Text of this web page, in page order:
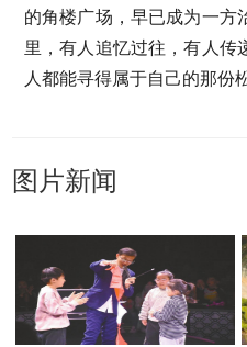
的角楼广场，早已成为一方
里，有人追忆过往，有人传
人都能寻得属于自己的那份
图片新闻